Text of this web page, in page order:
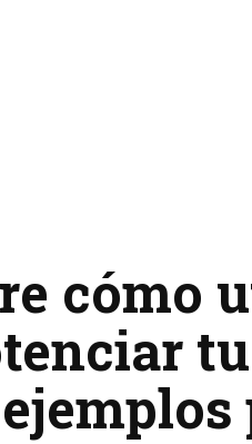
cómo